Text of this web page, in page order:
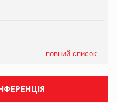
повний список